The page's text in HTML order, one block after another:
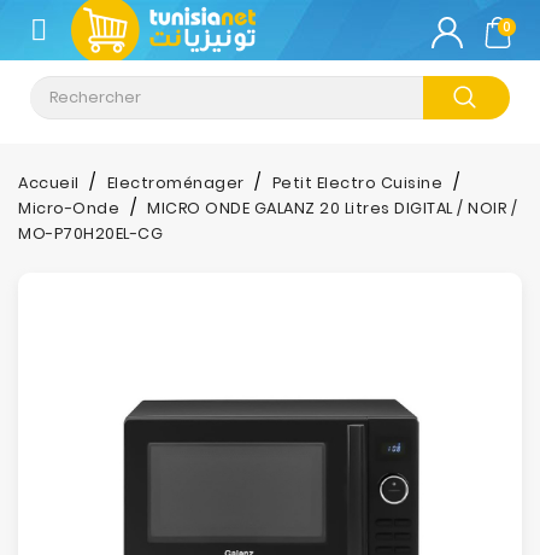
CATÉGORIE
Climatisation
Informatique
Téléphonie
0
Accueil Electroménager
Petit Electro Cuisine
Micro-Onde
MICRO ONDE GALANZ 20 Litres DIGITAL / NOIR /
MO-P70H20EL-CG